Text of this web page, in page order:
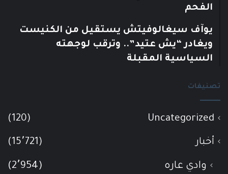
الفحم
يوآف سيغالوفيتش يستقيل من الكنيست
ويغادر “يش عتيد”.. وترقب لوجهته
السياسية المقبلة
تصنيفات
Uncategorized
(120)
أخبار (15٬721)
وادي عاره (2٬954)